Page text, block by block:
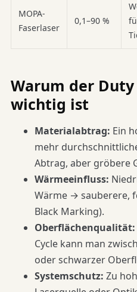
MOPA-
Faserlaser
0,1–90 %
Warum der Duty
wichtig ist
Materialabtrag: Ein
mehr
Abtrag, aber gröbere
Wärmeeinfluss:
Wärme → sauberere,
Black Marking).
Oberflächenqualität:
Cycle kann man
oder schwarzer
Systemschutz: Zu